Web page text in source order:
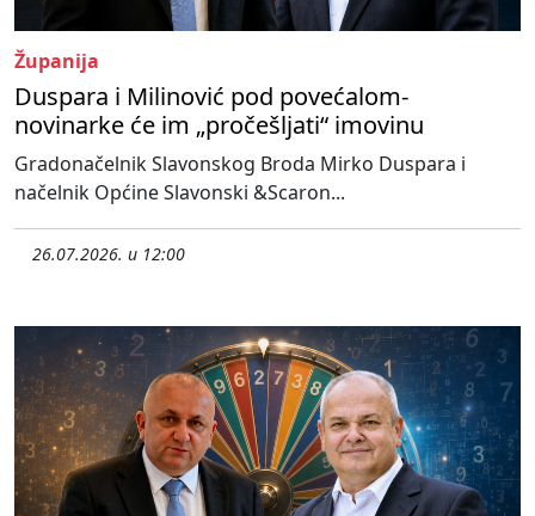
Županija
Duspara i Milinović pod povećalom-
novinarke će im „pročešljati“ imovinu
Gradonačelnik Slavonskog Broda Mirko Duspara i
načelnik Općine Slavonski &Scaron...
26.07.2026. u 12:00